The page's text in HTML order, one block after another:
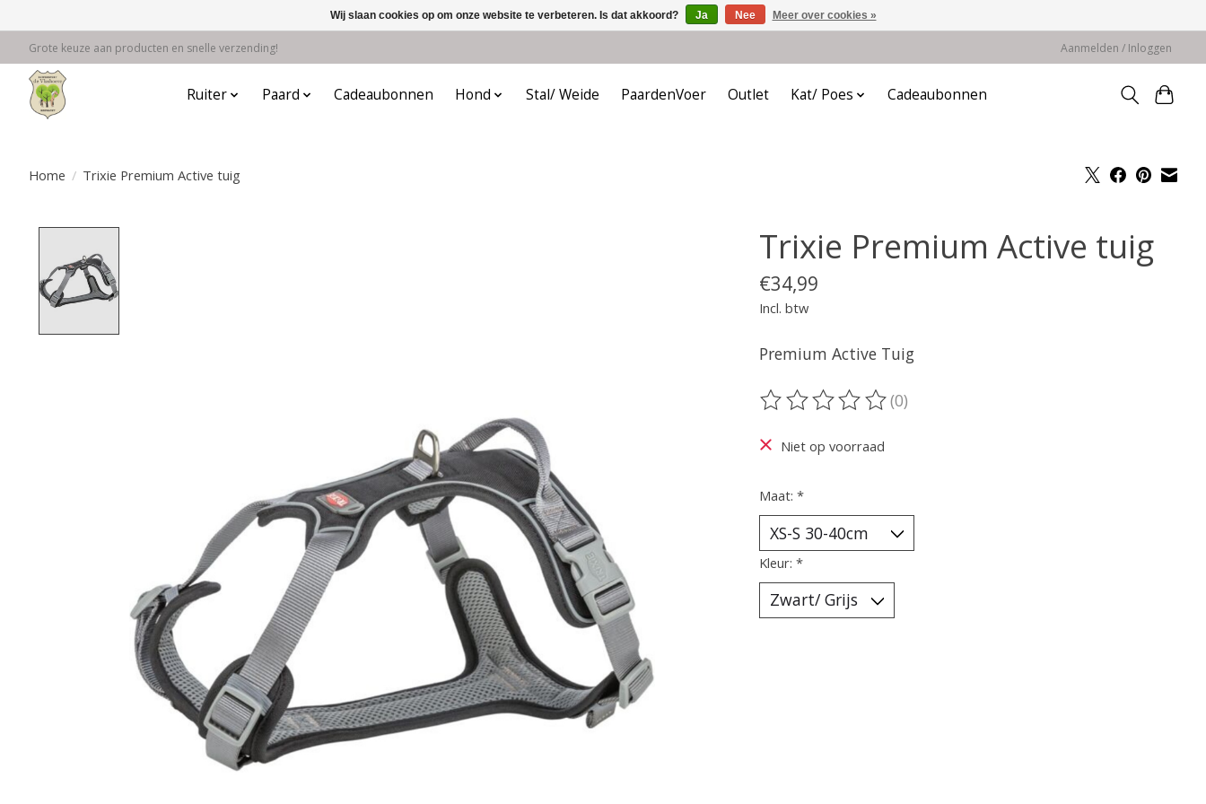
Grote keuze aan producten en snelle verzending! Aanmelden / Inloggen
Ruiter Paard Cadeaubonnen Hond Stal/ Weide PaardenVoer Outlet Kat/ Poes Cadeaubonnen
Home / Trixie Premium Active tuig
Trixie Premium Active tuig
€34,99
Incl. btw
Premium Active Tuig
De beoordeling van dit product is
(0)
Niet op voorraad
Maat: *
Kleur: *
Wij slaan cookies op om onze website te verbeteren. Is dat akkoord? Ja Nee Meer over cookies »